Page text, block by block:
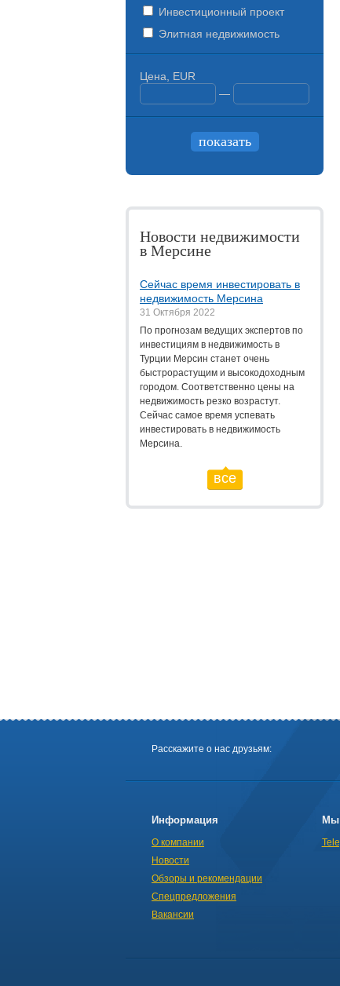
Инвестиционный проект
Элитная недвижимость
Цена, EUR
—
Новости недвижимости
в Мерсине
Cейчас время инвестировать в
недвижимость Мерсина
31 Октября 2022
По прогнозам ведущих экспертов по
инвестициям в недвижимость в
Турции Мерсин станет очень
быстрорастущим и высокодоходным
городом. Соответственно цены на
недвижимость резко возрастут.
Сейчас самое время успевать
инвестировать в недвижимость
Мерсина.
все
Расскажите о нас друзьям:
Информация
О компании
Новости
Обзоры и рекомендации
Спецпредложения
Вакансии
Мы